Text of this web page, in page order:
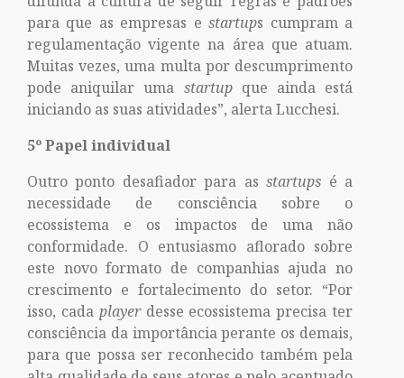
para que as empresas estartups cumpram a
regulamentação vigente na área que atuam.
Muitas vezes, uma multa por descumprimento
pode aniquilar uma startupque ainda está
iniciando as suas atividades”, alerta Lucchesi.
5º Papel individual
Outro ponto desafiador para asstartups é a
necessidade de consciência sobre o
ecossistema e os impactos de uma não
conformidade. O entusiasmo aflorado sobre
este novo formato de companhias ajuda no
crescimento e fortalecimento do setor. “Por
isso, cada playerdesse ecossistema precisa ter
consciência da importância perante os demais,
para que possa ser reconhecido também pela